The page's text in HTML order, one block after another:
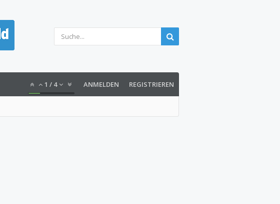
1 / 4 ANMELDEN REGISTRIEREN